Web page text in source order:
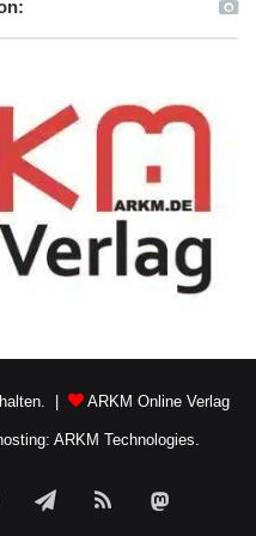
| ARKM Online Verlag
ARKM Technologies.
TelegramRSS